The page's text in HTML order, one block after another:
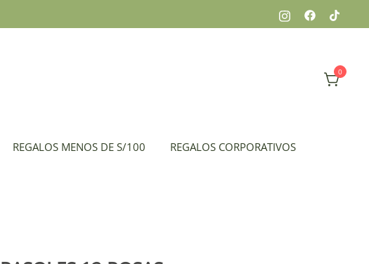
y Florería
0
REGALOS MENOS DE S/100 REGALOS CORPORATIVOS